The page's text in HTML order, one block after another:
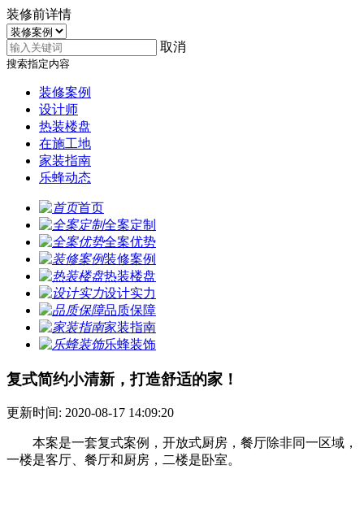
装修前详情
取消
搜索指定内容
装修案例
设计师
热装楼盘
在施工地
家装指南
乐蜂动态
首页
全案定制
全案优势
装修案例
热装楼盘
设计实力
品质保障
家装指南
乐蜂装饰
复式简约小清新，打造舒适的家！
更新时间: 2020-08-17 14:09:20
本案是一套复式案例，开放式厨房，餐厅除非同一区域，
一楼是客厅、餐厅和厨房，二楼是卧室。